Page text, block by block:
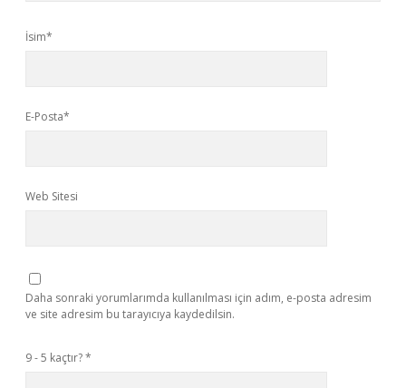
İsim*
E-Posta*
Web Sitesi
Daha sonraki yorumlarımda kullanılması için adım, e-posta adresim
ve site adresim bu tarayıcıya kaydedilsin.
9 - 5 kaçtır?*